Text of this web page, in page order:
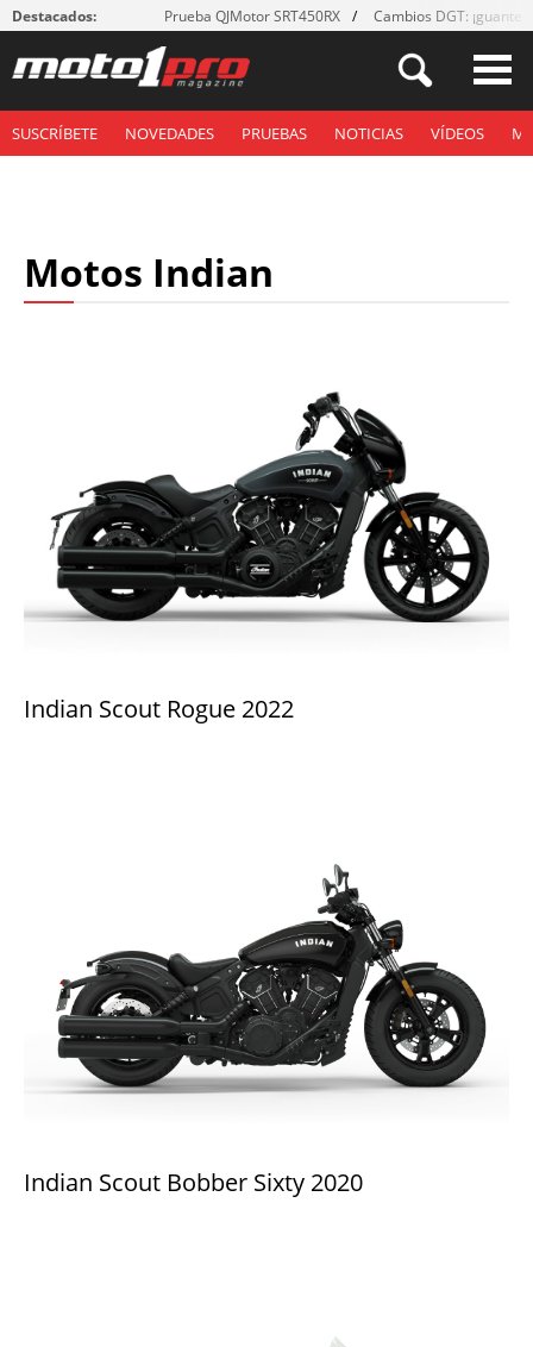
Destacados: Prueba QJMotor SRT450RX Cambios DGT: ¡guantes!
SUSCRÍBETE NOVEDADES PRUEBAS NOTICIAS VÍDEOS
Motos Indian
Indian Scout Rogue 2022
Indian Scout Bobber Sixty 2020